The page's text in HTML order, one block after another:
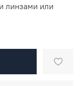
линзами или